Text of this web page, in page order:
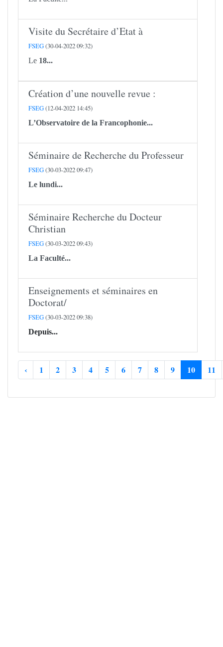
Visite du Secrétaire d’Etat à
FSEG(30-04-2022 09:32)
Le 18...
Création d’une nouvelle revue :
FSEG(12-04-2022 14:45)
L’Observatoire de la Francophonie...
Séminaire de Recherche du Professeur
FSEG(30-03-2022 09:47)
Le lundi...
Séminaire Recherche du Docteur
Christian
FSEG(30-03-2022 09:43)
La Faculté...
Enseignements et séminaires en
Doctorat/
FSEG(30-03-2022 09:38)
Depuis...
‹ 1 2 3 4 5 6 7 8 9 10 11